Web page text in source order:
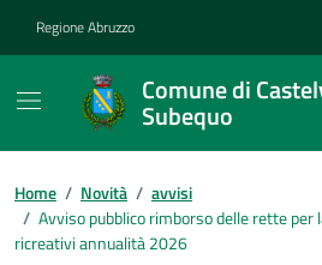
Regione Abruzzo
Comune di
Subequo
Contenuti in
Home / Novità / avvisi
/ Avviso pubblico rimborso delle rette
ricreativi annualità 2026